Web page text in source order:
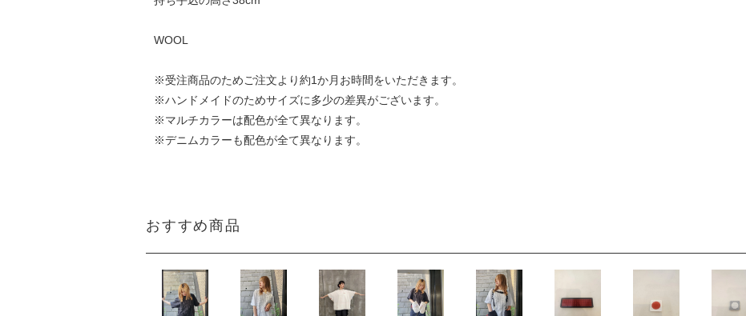
WOOL
※受注商品のためご注文より約1か月お時間をいただきます。
※ハンドメイドのためサイズに多少の差異がございます。
※マルチカラーは配色が全て異なります。
※デニムカラーも配色が全て異なります。
おすすめ商品